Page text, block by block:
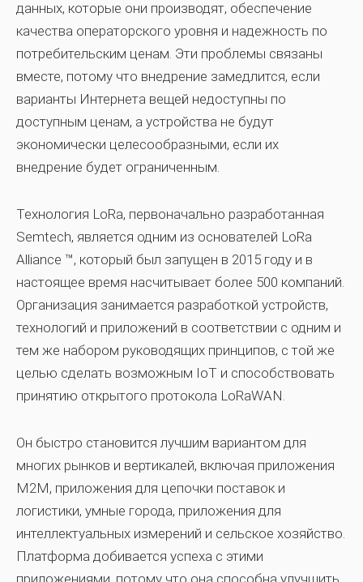
данных, которые они производят, обеспечение
качества операторского уровня и надежность по
потребительским ценам. Эти проблемы связаны
вместе, потому что внедрение замедлится, если
варианты Интернета вещей недоступны по
доступным ценам, а устройства не будут
экономически целесообразными, если их
внедрение будет ограниченным.
Технология LoRa, первоначально разработанная
Semtech, является одним из основателей LoRa
Alliance ™, который был запущен в 2015 году и в
настоящее время насчитывает более 500 компаний.
Организация занимается разработкой устройств,
технологий и приложений в соответствии с одним и
тем же набором руководящих принципов, с той же
целью сделать возможным IoT и способствовать
принятию открытого протокола LoRaWAN.
Он быстро становится лучшим вариантом для
многих рынков и вертикалей, включая приложения
M2M, приложения для цепочки поставок и
логистики, умные города, приложения для
интеллектуальных измерений и сельское хозяйство.
Платформа добивается успеха с этими
приложениями, потому что она способна улучшить